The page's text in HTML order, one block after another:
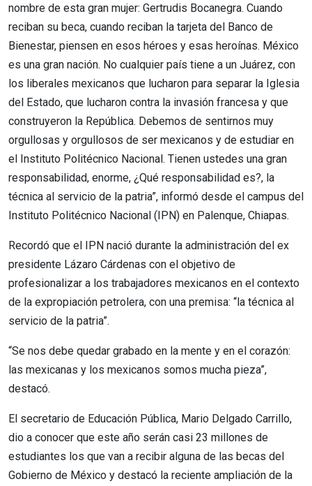
nombre de esta gran mujer: Gertrudis Bocanegra. Cuando
reciban su beca, cuando reciban la tarjeta del Banco de
Bienestar, piensen en esos héroes y esas heroínas. México
es una gran nación. No cualquier país tiene a un Juárez, con
los liberales mexicanos que lucharon para separar la Iglesia
del Estado, que lucharon contra la invasión francesa y que
construyeron la República. Debemos de sentirnos muy
orgullosas y orgullosos de ser mexicanos y de estudiar en
el Instituto Politécnico Nacional. Tienen ustedes una gran
responsabilidad, enorme, ¿Qué responsabilidad es?, la
técnica al servicio de la patria”, informó desde el campus del
Instituto Politécnico Nacional (IPN) en Palenque, Chiapas.
Recordó que el IPN nació durante la administración del ex
presidente Lázaro Cárdenas con el objetivo de
profesionalizar a los trabajadores mexicanos en el contexto
de la expropiación petrolera, con una premisa: “la técnica al
servicio de la patria”.
“Se nos debe quedar grabado en la mente y en el corazón:
las mexicanas y los mexicanos somos mucha pieza”,
destacó.
El secretario de Educación Pública, Mario Delgado Carrillo,
dio a conocer que este año serán casi 23 millones de
estudiantes los que van a recibir alguna de las becas del
Gobierno de México y destacó la reciente ampliación de la